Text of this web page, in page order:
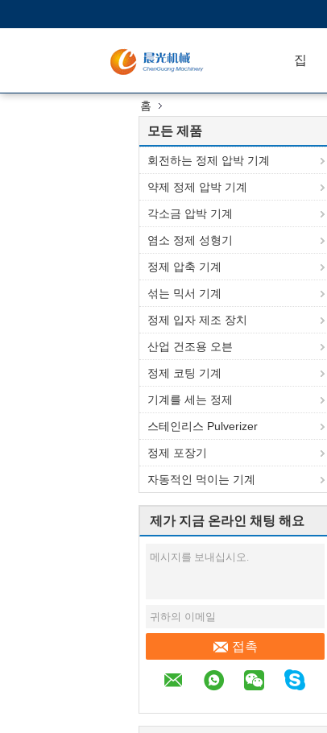
집
홈
모든 제품
회전하는 정제 압박 기계
약제 정제 압박 기계
각소금 압박 기계
염소 정제 성형기
정제 압축 기계
섞는 믹서 기계
정제 입자 제조 장치
산업 건조용 오븐
정제 코팅 기계
기계를 세는 정제
스테인리스 Pulverizer
정제 포장기
자동적인 먹이는 기계
제가 지금 온라인 채팅 해요
접촉